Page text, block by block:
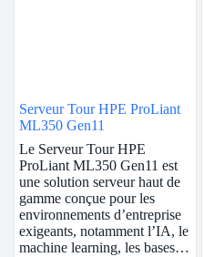
Serveur Tour HPE ProLiant
ML350 Gen11
Le Serveur Tour HPE
ProLiant ML350 Gen11 est
une solution serveur haut de
gamme conçue pour les
environnements d’entreprise
exigeants, notamment l’IA, le
machine learning, les bases…